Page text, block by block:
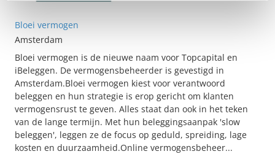
Bloei vermogen
Amsterdam
Bloei vermogen is de nieuwe naam voor Topcapital en
iBeleggen. De vermogensbeheerder is gevestigd in
Amsterdam.Bloei vermogen kiest voor verantwoord
beleggen en hun strategie is erop gericht om klanten
vermogensrust te geven. Alles staat dan ook in het teken
van de lange termijn. Met hun beleggingsaanpak 'slow
beleggen', leggen ze de focus op geduld, spreiding, lage
kosten en duurzaamheid.Online vermogensbeheer...